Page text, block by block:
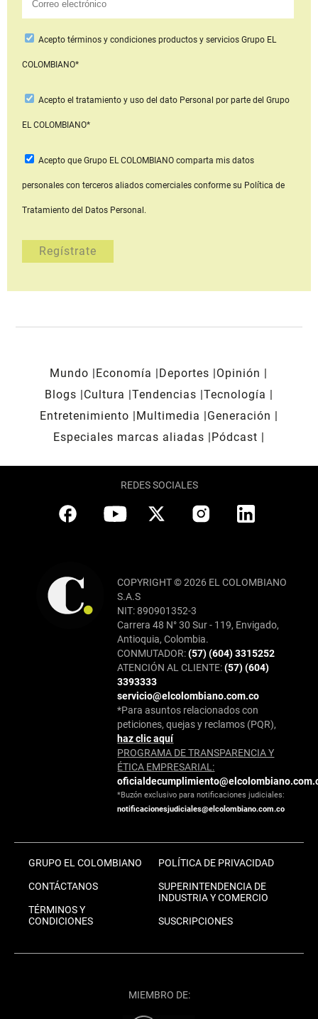
Aceptotérminos y condiciones productos y serviciosGrupo EL
COLOMBIANO*
Acepto el tratamiento y uso del dato Personal por parte del Grupo
EL COLOMBIANO*
Acepto que Grupo EL COLOMBIANOcomparta mis datos
personales con terceros aliados comerciales conforme su Política de
Tratamiento del Datos Personal.
Mundo Economía Deportes
Opinión
Blogs
Cultura Tendencias Tecnología
Entretenimiento
Multimedia
Generación
Especiales marcas aliadas
Pódcast
REDES SOCIALES
COPYRIGHT © 2026 EL COLOMBIANO
S.A.S
NIT: 890901352-3
Carrera 48 N° 30 Sur - 119, Envigado,
Antioquia, Colombia.
CONMUTADOR:(57) (604) 3315252
ATENCIÓN AL CLIENTE:(57) (604)
3393333
servicio@elcolombiano.com.co
*Para asuntos relacionados con
peticiones, quejas y reclamos (PQR),
haz clic aquí
PROGRAMA DE TRANSPARENCIA Y
ÉTICA EMPRESARIAL:
*Buzón exclusivo para notificaciones judiciales:
notificacionesjudiciales@elcolombiano.com.co
GRUPO EL COLOMBIANO
CONTÁCTANOS
TÉRMINOS Y
CONDICIONES
POLÍTICA DE PRIVACIDAD
SUPERINTENDENCIA DE
INDUSTRIA Y COMERCIO
SUSCRIPCIONES
MIEMBRO DE: